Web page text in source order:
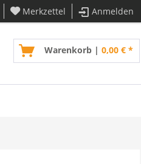
Merkzettel Anmelden
Warenkorb | 0,00 € *